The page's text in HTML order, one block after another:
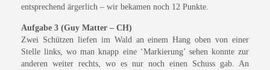
entsprechend ärgerlich – wir bekamen noch 12 Punkte.
Aufgabe 3 (Guy Matter – CH)
Zwei Schützen liefen im Wald an einem Hang oben von einer
Stelle links, wo man knapp eine ‘Markierung’ sehen konnte zur
anderen weiter rechts, wo es nur noch einen Schuss gab. An